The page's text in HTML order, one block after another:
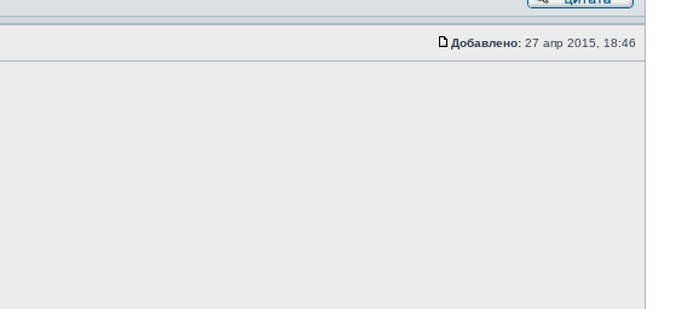
Добавлено: 27 апр 2015, 18:46